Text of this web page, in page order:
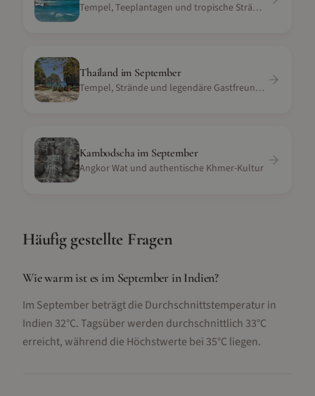
Tempel, Teeplantagen und tropische Strände
Thailandim September
Tempel, Strände und legendäre Gastfreundschaft
Kambodscha im September
Angkor Wat und authentische Khmer-Kultur
Häufig gestellte Fragen
Wie warm ist es im September in Indien?
Im September beträgt die Durchschnittstemperatur in
Indien 32°C. Tagsüber werden durchschnittlich 33°C
erreicht, während die Höchstwerte bei 35°C liegen.